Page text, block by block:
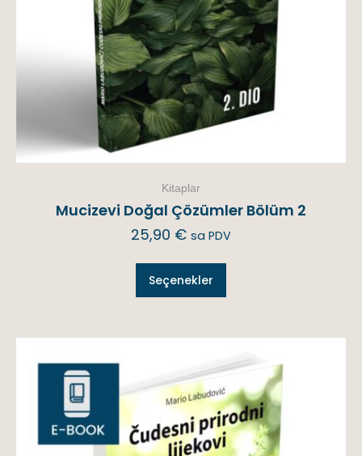
Kitaplar
Mucizevi Doğal Çözümler Bölüm 2
25,90 € sa PDV
Seçenekler